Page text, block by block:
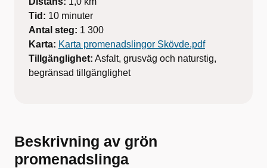
Tid: 10 minuter
Antal steg: 1 300
Karta: Karta promenadslingor Skövde.pdf
Tillgänglighet: Asfalt, grusväg och naturstig,
begränsad tillgänglighet
Beskrivning av grön
promenadslinga